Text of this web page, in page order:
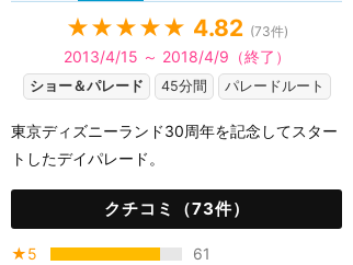
★★★★★ 4.82 (73件)
2013/4/15 ～ 2018/4/9（終了）
ショー＆パレード 45分間 パレードルート
東京ディズニーランド30周年を記念してスター
トしたデイパレード。
クチコミ（73件）
★5
61